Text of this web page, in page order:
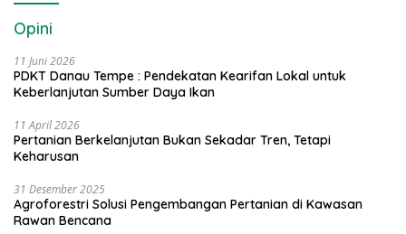
Opini
11 Juni 2026
PDKT Danau Tempe : Pendekatan Kearifan Lokal untuk
Keberlanjutan Sumber Daya Ikan
11 April 2026
Pertanian Berkelanjutan Bukan Sekadar Tren, Tetapi
Keharusan
31 Desember 2025
Agroforestri Solusi Pengembangan Pertanian di Kawasan
Rawan Bencana